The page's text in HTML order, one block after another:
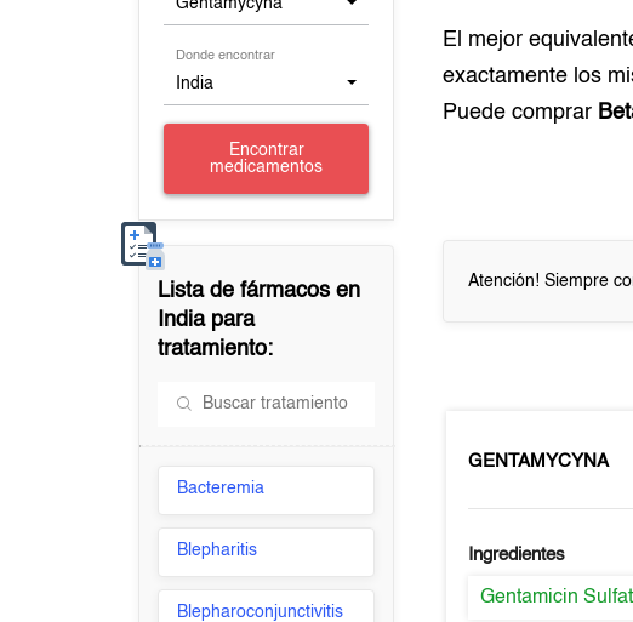
Gentamycyna
Donde encontrar
India
Encontrar
medicamentos
Lista de fármacos en
Indiapara
tratamiento:
Bacteremia
Blepharitis
Blepharoconjunctivitis
El mejor
exactamente los
Puede comprar
Atención! Siempre
GENTAMYCYNA
Ingredientes
Gentamicin